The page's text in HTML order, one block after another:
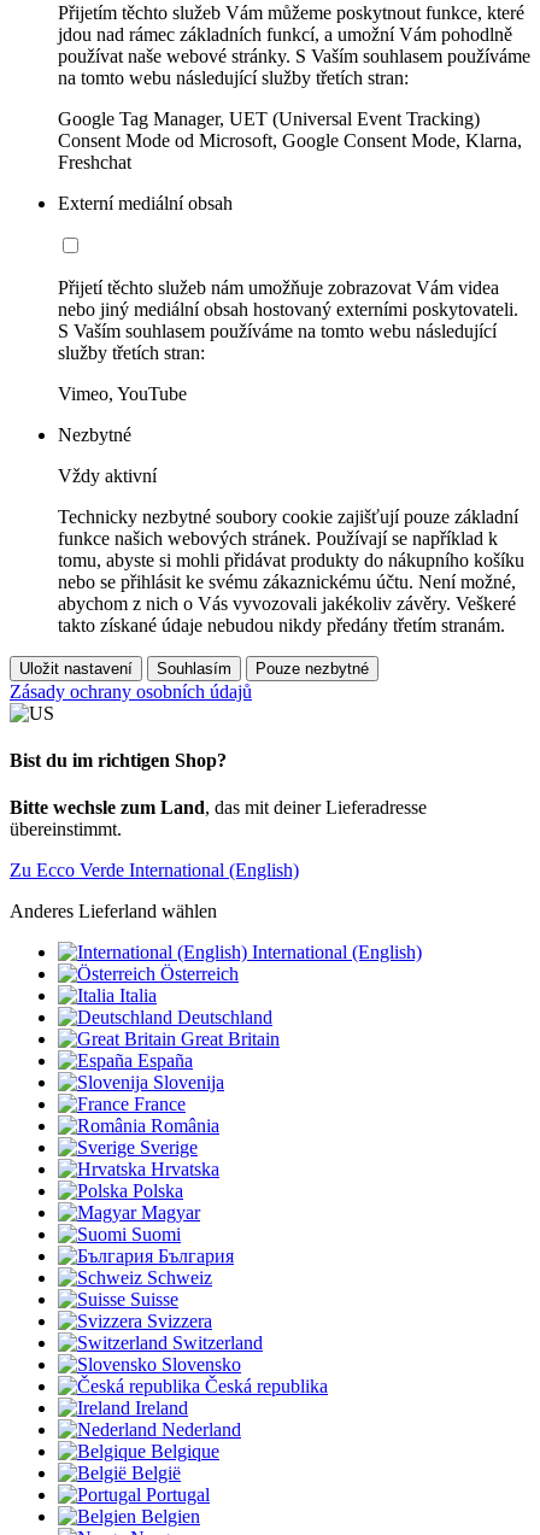
Přijetím těchto služeb Vám můžeme poskytnout funkce, které
jdou nad rámec základních funkcí, a umožní Vám pohodlně
používat naše webové stránky. S Vaším souhlasem používáme
na tomto webu následující služby třetích stran:
Google Tag Manager, UET (Universal Event Tracking)
Consent Mode od Microsoft, Google Consent Mode, Klarna,
Freshchat
Externí mediální obsah
Přijetí těchto služeb nám umožňuje zobrazovat Vám videa
nebo jiný mediální obsah hostovaný externími poskytovateli.
S Vaším souhlasem používáme na tomto webu následující
služby třetích stran:
Vimeo, YouTube
Nezbytné
Vždy aktivní
Technicky nezbytné soubory cookie zajišťují pouze základní
funkce našich webových stránek. Používají se například k
tomu, abyste si mohli přidávat produkty do nákupního košíku
nebo se přihlásit ke svému zákaznickému účtu. Není možné,
abychom z nich o Vás vyvozovali jakékoliv závěry. Veškeré
takto získané údaje nebudou nikdy předány třetím stranám.
Uložit nastavení Souhlasím Pouze nezbytné
Zásady ochrany osobních údajů
Bist du im richtigen Shop?
Bitte wechsle zum Land, das mit deiner Lieferadresse
übereinstimmt.
Zu Ecco Verde International (English)
Anderes Lieferland wählen
International (English)
Österreich
Italia
Deutschland
Great Britain
España
Slovenija
France
România
Sverige
Hrvatska
Polska
Magyar
Suomi
България
Schweiz
Suisse
Svizzera
Switzerland
Slovensko
Česká republika
Ireland
Nederland
Belgique
België
Portugal
Belgien